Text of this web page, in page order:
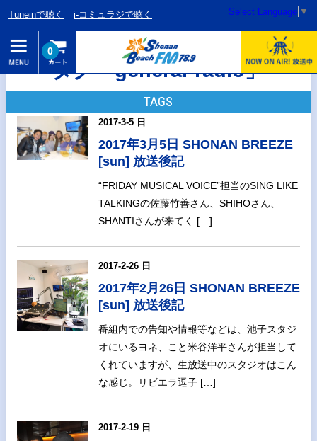
Tuneinで聴く i-コミュラジで聴く Select Language ▼
0
タグ「general-radio」
TAGS
2017-3-5 日
2017年3月5日 SHONAN BREEZE
[sun] 放送後記
“FRIDAY MUSICAL VOICE”担当のSING LIKE
TALKINGの佐藤竹善さん、SHIHOさん、
SHANTIさんが来てく […]
2017-2-26 日
2017年2月26日 SHONAN BREEZE
[sun] 放送後記
番組内での告知や情報等などは、池子スタジ
オにいるヨネ、こと米谷洋平さんが担当して
くれていますが、生放送中のスタジオはこん
な感じ。リビエラ逗子 […]
2017-2-19 日